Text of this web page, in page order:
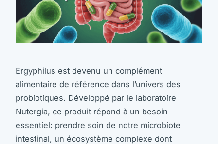
Ergyphilus est devenu un complément
alimentaire de référence dans l’univers des
probiotiques. Développé par le laboratoire
Nutergia, ce produit répond à un besoin
essentiel: prendre soin de notre microbiote
intestinal, un écosystème complexe dont